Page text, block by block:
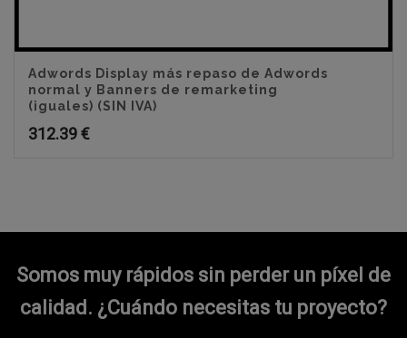
Adwords Display más repaso de Adwords
normal y Banners de remarketing
(iguales) (SIN IVA)
312.39€
Somos muy rápidos sin perder un píxel de
calidad. ¿Cuándo necesitas tu proyecto?